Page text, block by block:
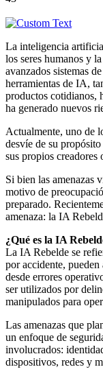
La inteligencia
los seres humanos y
avanzados sistemas
herramientas de IA,
productos cotidianos,
ha generado nuevos
Actualmente, uno de
desvíe de su
sus propios creadores
Si bien las amenazas
motivo de
preparado.
amenaza: la IA
¿Qué es la IA
La IA Rebelde se
por accidente,
desde errores
ser utilizados por
manipulados para
Las amenazas que
un enfoque de
involucrados:
dispositivos, redes y